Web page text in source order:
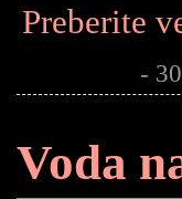
Preberite
-
Voda